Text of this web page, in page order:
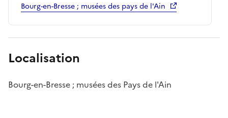
Bourg-en-Bresse ; musées des pays de l'Ain
Localisation
Bourg-en-Bresse ; musées des Pays de l'Ain